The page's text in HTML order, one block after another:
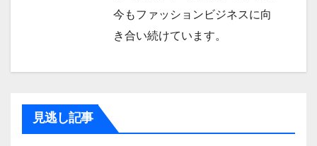
今もファッションビジネスに向
き合い続けています。
見逃し記事